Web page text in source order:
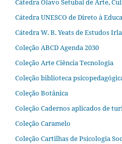
Cátedra Olavo Setubal de Arte,
Cátedra UNESCO de Direto à
Cátedra W. B. Yeats de Estudos
Coleção ABCD Agenda 2030
Coleção Arte Ciência Tecnologia
Coleção biblioteca
Coleção Botânica
Coleção Cadernos aplicados de
Coleção Caramelo
Coleção Cartilhas de Psicologia